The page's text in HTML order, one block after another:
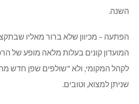
השנה.
הפתעה – מכיוון שלא ברור מאליו
המועדון קונים בעלות מלאה מופע של
לקהל המקומי, ולא "שולפים שפן חדש
שניתן למצוא, וטובים.